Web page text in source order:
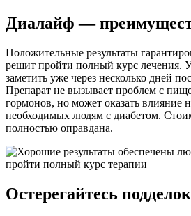
Диалайф —
Положительные результаты
решит пройти полный курс лечения.
заметить уже через несколько дней
Препарат не вызывает проблем с
гормонов, но может оказать влияние
необходимых людям с диабетом.
полностью оправдана.
Остерегайтесь